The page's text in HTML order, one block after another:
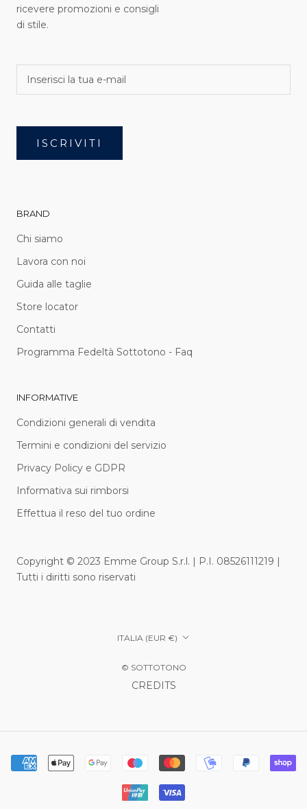
ricevere promozioni e consigli
di stile.
ISCRIVITI
BRAND
Chi siamo
Lavora con noi
Guida alle taglie
Store locator
Contatti
Programma Fedeltà Sottotono - Faq
INFORMATIVE
Condizioni generali di vendita
Termini e condizioni del servizio
Privacy Policy e GDPR
Informativa sui rimborsi
Effettua il reso del tuo ordine
Copyright © 2023 Emme Group S.r.l. | P.I. 08526111219 |
Tutti i diritti sono riservati
Paese/Area
ITALIA (EUR €)
© SOTTOTONO
CREDITS